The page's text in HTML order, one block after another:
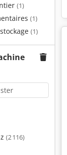
(1)
(1)
(1)
(2 116)